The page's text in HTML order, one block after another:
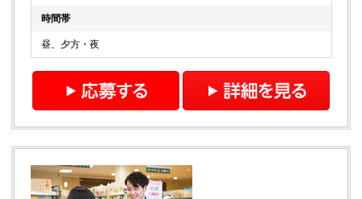
時間帯
昼、夕方・夜